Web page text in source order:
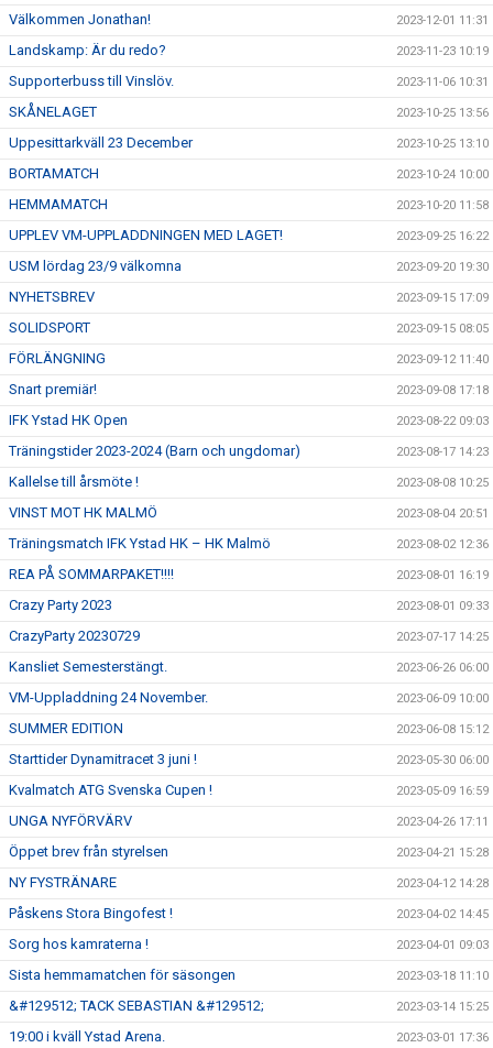
Välkommen Jonathan! 2023-12-01 11:31
Landskamp: Är du redo? 2023-11-23 10:19
Supporterbuss till Vinslöv. 2023-11-06 10:31
SKÅNELAGET 2023-10-25 13:56
Uppesittarkväll 23 December 2023-10-25 13:10
BORTAMATCH 2023-10-24 10:00
HEMMAMATCH 2023-10-20 11:58
UPPLEV VM-UPPLADDNINGEN MED LAGET! 2023-09-25 16:22
USM lördag 23/9 välkomna 2023-09-20 19:30
NYHETSBREV 2023-09-15 17:09
SOLIDSPORT 2023-09-15 08:05
FÖRLÄNGNING 2023-09-12 11:40
Snart premiär! 2023-09-08 17:18
IFK Ystad HK Open 2023-08-22 09:03
Träningstider 2023-2024 (Barn och ungdomar) 2023-08-17 14:23
Kallelse till årsmöte ! 2023-08-08 10:25
VINST MOT HK MALMÖ 2023-08-04 20:51
Träningsmatch IFK Ystad HK – HK Malmö 2023-08-02 12:36
REA PÅ SOMMARPAKET!!!! 2023-08-01 16:19
Crazy Party 2023 2023-08-01 09:33
CrazyParty 20230729 2023-07-17 14:25
Kansliet Semesterstängt. 2023-06-26 06:00
VM-Uppladdning 24 November. 2023-06-09 10:00
SUMMER EDITION 2023-06-08 15:12
Starttider Dynamitracet 3 juni ! 2023-05-30 06:00
Kvalmatch ATG Svenska Cupen ! 2023-05-09 16:59
UNGA NYFÖRVÄRV 2023-04-26 17:11
Öppet brev från styrelsen 2023-04-21 15:28
NY FYSTRÄNARE 2023-04-12 14:28
Påskens Stora Bingofest ! 2023-04-02 14:45
Sorg hos kamraterna ! 2023-04-01 09:03
Sista hemmamatchen för säsongen 2023-03-18 11:10
&#129512; TACK SEBASTIAN &#129512; 2023-03-14 15:25
19:00 i kväll Ystad Arena. 2023-03-01 17:36